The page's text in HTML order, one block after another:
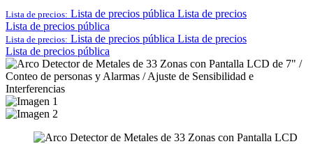
Lista de precios: Lista de precios pública Lista de precios
Lista de precios pública
Lista de precios: Lista de precios pública Lista de precios
Lista de precios pública